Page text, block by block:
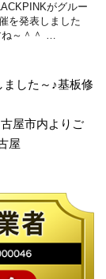
がグルー
を発表しました
ね～＾＾ …
した～♪基板修
屋市内よりご
屋